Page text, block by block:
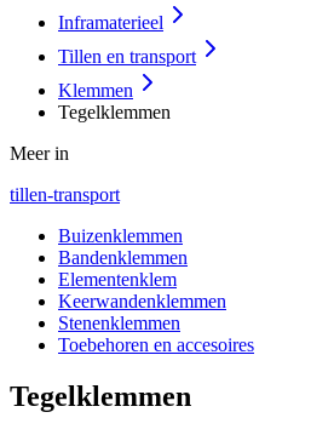
Inframaterieel
Tillen en transport
Klemmen
Tegelklemmen
Meer in
tillen-transport
Buizenklemmen
Bandenklemmen
Elementenklem
Keerwandenklemmen
Stenenklemmen
Toebehoren en accesoires
Tegelklemmen